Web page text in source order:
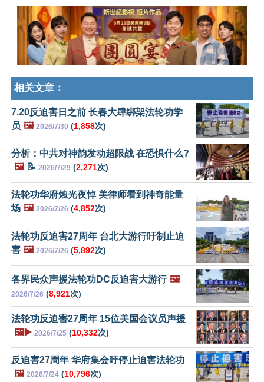
相关文章：
7.20反迫害日之前 长春大肆绑架法轮功学
员 🖼️ 2026/7/30 (1,858次)
分析：中共对神韵发动超限战 在恐惧什么?
🖼️📝 2026/7/29 (2,271次)
法轮功华府烛光夜悼 美律师看到神奇能量
场 🖼️ 2026/7/26 (4,852次)
法轮功反迫害27周年 台北大游行吁制止迫
害 🖼️ 2026/7/26 (5,892次)
各界民众声援法轮功DC反迫害大游行 🖼️
2026/7/26 (8,921次)
法轮功反迫害27周年 15位美国会议员声援
🖼️▶️ 2026/7/25 (10,332次)
反迫害27周年 华府集会吁停止迫害法轮功
🖼️ 2026/7/24 (10,796次)